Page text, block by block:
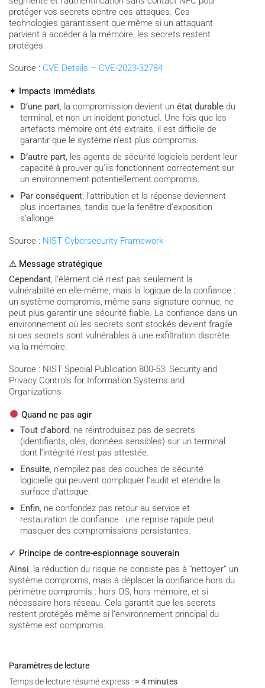
protéger vos secrets contre ces attaques. Ces
technologies garantissent que même si un attaquant
parvient à accéder à la mémoire, les secrets restent
protégés.
Source : CVE Details – CVE-2023-32784
✦ Impacts immédiats
D’une part, la compromission devient unétat durable du
terminal, et non un incident ponctuel. Une fois que les
artefacts mémoire ont été extraits, il est difficile de
garantir que le système n’est plus compromis.
D’autre part, les agents de sécurité logiciels perdent leur
capacité à prouver qu’ils fonctionnent correctement sur
un environnement potentiellement compromis.
Par conséquent, l’attribution et la réponse deviennent
plus incertaines, tandis que la fenêtre d’exposition
s’allonge.
Source : NIST Cybersecurity Framework
⚠ Message stratégique
Cependant, l’élément clé n’est pas seulement la
vulnérabilité en elle-même, mais la logique de la confiance :
un système compromis, même sans signature connue, ne
peut plus garantir une sécurité fiable. La confiance dans un
environnement où les secrets sont stockés devient fragile
si ces secrets sont vulnérables à une exfiltration discrète
via la mémoire.
Source : NIST Special Publication 800-53: Security and
Privacy Controls for Information Systems and
Organizations
Quand ne pas agir
Tout d’abord, ne réintroduisez pas de secrets
(identifiants, clés, données sensibles) sur un terminal
dont l’intégrité n’est pas attestée.
Ensuite, n’empilez pas des couches de sécurité
logicielle qui peuvent compliquer l’audit et étendre la
surface d’attaque.
Enfin, ne confondez pas retour au service et
restauration de confiance : une reprise rapide peut
masquer des compromissions persistantes.
✓ Principe de contre-espionnage souverain
Ainsi, la réduction du risque ne consiste pas à “nettoyer” un
système compromis, mais à déplacer la confiance hors du
périmètre compromis : hors OS, hors mémoire, et si
nécessaire hors réseau. Cela garantit que les secrets
restent protégés même si l’environnement principal du
système est compromis.
Paramètres de lecture
Temps de lecture résumé express : ≈ 4 minutes